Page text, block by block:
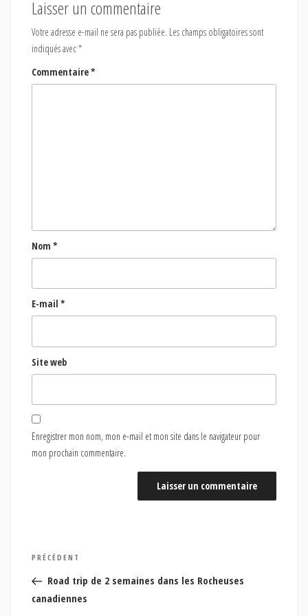
Laisser un commentaire
Votre adresse e-mail ne sera pas publiée. Les champs obligatoires sont
indiqués avec*
Commentaire*
Nom *
E-mail *
Site web
Enregistrer mon nom, mon e-mail et mon site dans le navigateur pour
mon prochain commentaire.
Navigation
de
l’article
Article
précédent
PRÉCÉDENT
Road trip de 2 semaines dans les Rocheuses
canadiennes